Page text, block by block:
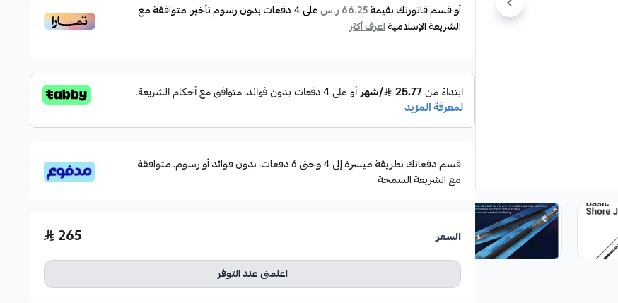
الطول : 290سم
وزن اللور ماكس 90 جرام
عدد القطع : 2
أو قسم فاتورتك بقيمة66.25 ر.س على4دفعات بدون رسوم تأخير، متوافقة مع
الشريعة الإسلاميةاعرف أكثر
قسم دفعاتك بطريقة ميسرة إلى 4 وحتى 6 دفعات، بدون فوائد أو رسوم. متوافقة
مع الشريعة السمحة
السعر 265
اعلمني عند التوفر